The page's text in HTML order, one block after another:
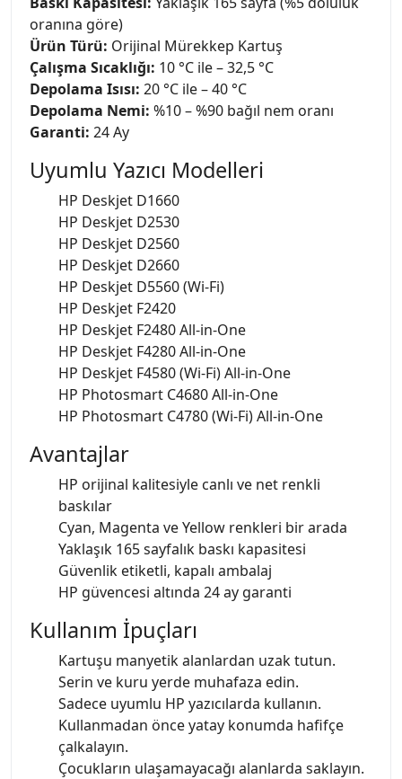
oranına göre)
Ürün Türü: Orijinal Mürekkep Kartuş
Çalışma Sıcaklığı: 10 °C ile – 32,5 °C
Depolama Isısı: 20 °C ile – 40 °C
Depolama Nemi: %10 – %90 bağıl nem oranı
Garanti: 24 Ay
Uyumlu Yazıcı Modelleri
HP Deskjet D1660
HP Deskjet D2530
HP Deskjet D2560
HP Deskjet D2660
HP Deskjet D5560 (Wi-Fi)
HP Deskjet F2420
HP Deskjet F2480 All-in-One
HP Deskjet F4280 All-in-One
HP Deskjet F4580 (Wi-Fi) All-in-One
HP Photosmart C4680 All-in-One
HP Photosmart C4780 (Wi-Fi) All-in-One
Avantajlar
HP orijinal kalitesiyle canlı ve net renkli
baskılar
Cyan, Magenta ve Yellow renkleri bir arada
Yaklaşık 165 sayfalık baskı kapasitesi
Güvenlik etiketli, kapalı ambalaj
HP güvencesi altında 24 ay garanti
Kullanım İpuçları
Kartuşu manyetik alanlardan uzak tutun.
Serin ve kuru yerde muhafaza edin.
Sadece uyumlu HP yazıcılarda kullanın.
Kullanmadan önce yatay konumda hafifçe
çalkalayın.
Çocukların ulaşamayacağı alanlarda saklayın.